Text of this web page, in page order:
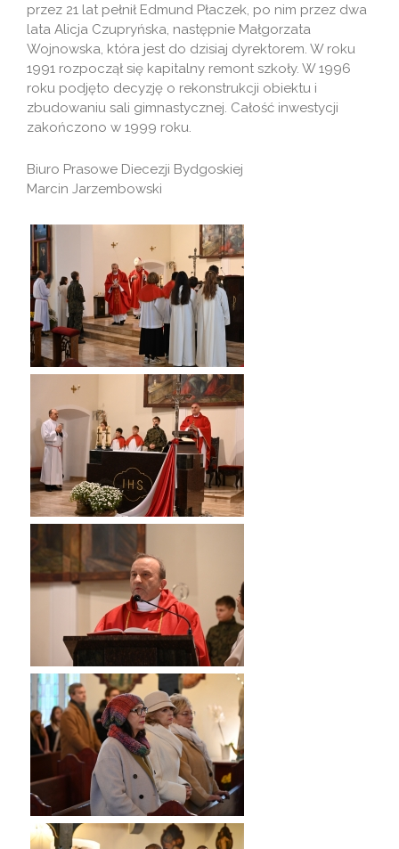
przez 21 lat pełnił Edmund Płaczek, po nim przez dwa
lata Alicja Czupryńska, następnie Małgorzata
Wojnowska, która jest do dzisiaj dyrektorem. W roku
1991 rozpoczął się kapitalny remont szkoły. W 1996
roku podjęto decyzję o rekonstrukcji obiektu i
zbudowaniu sali gimnastycznej. Całość inwestycji
zakończono w 1999 roku.
Biuro Prasowe Diecezji Bydgoskiej
Marcin Jarzembowski